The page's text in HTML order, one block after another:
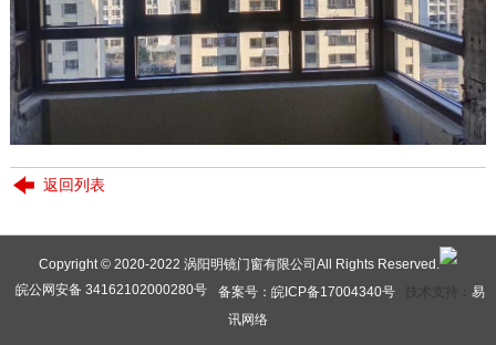
返回列表
Copyright © 2020-2022 涡阳明镜门窗有限公司All Rights Reserved.
皖公网安备 34162102000280号
备案号：皖ICP备17004340号技术支持： 易
讯网络